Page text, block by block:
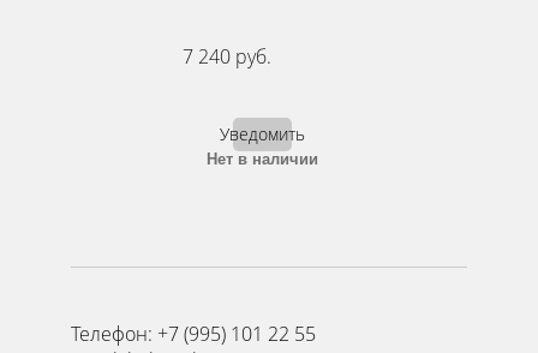
7 240 руб.
Уведомить
Нет в наличии
Телефон: +7 (995) 101 22 55